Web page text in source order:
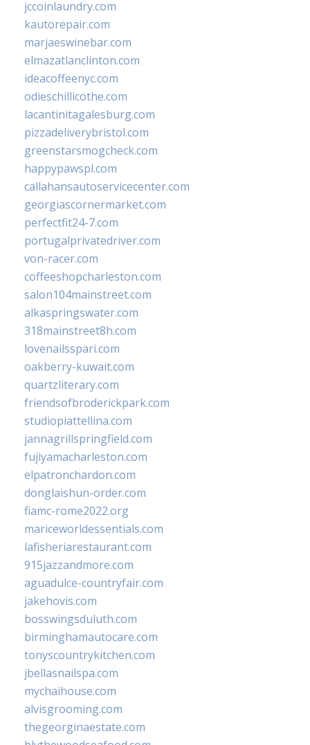
jccoinlaundry.com
kautorepair.com
marjaeswinebar.com
elmazatlanclinton.com
ideacoffeenyc.com
odieschillicothe.com
lacantinitagalesburg.com
pizzadeliverybristol.com
greenstarsmogcheck.com
happypawspl.com
callahansautoservicecenter.com
georgiascornermarket.com
perfectfit24-7.com
portugalprivatedriver.com
von-racer.com
coffeeshopcharleston.com
salon104mainstreet.com
alkaspringswater.com
318mainstreet8h.com
lovenailsspari.com
oakberry-kuwait.com
quartzliterary.com
friendsofbroderickpark.com
studiopiattellina.com
jannagrillspringfield.com
fujiyamacharleston.com
elpatronchardon.com
donglaishun-order.com
fiamc-rome2022.org
mariceworldessentials.com
lafisheriarestaurant.com
915jazzandmore.com
aguadulce-countryfair.com
jakehovis.com
bosswingsduluth.com
birminghamautocare.com
tonyscountrykitchen.com
jbellasnailspa.com
mychaihouse.com
alvisgrooming.com
thegeorginaestate.com